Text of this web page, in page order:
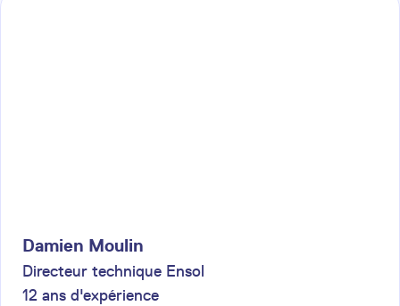
Damien Moulin
Directeur technique Ensol
12 ans d'expérience